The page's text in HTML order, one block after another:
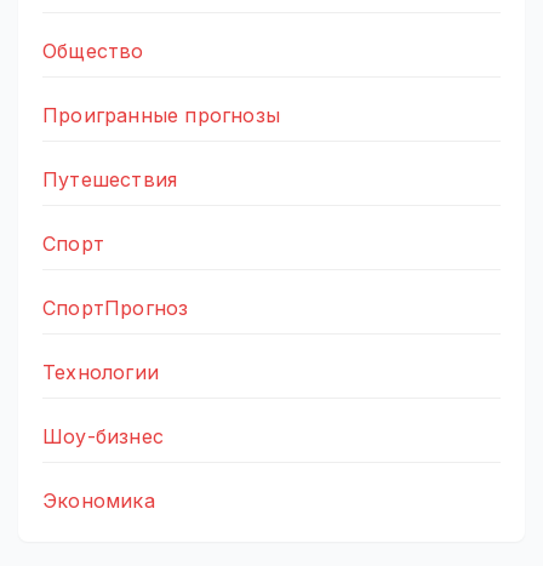
Общество
Проигранные прогнозы
Путешествия
Спорт
СпортПрогноз
Технологии
Шоу-бизнес
Экономика